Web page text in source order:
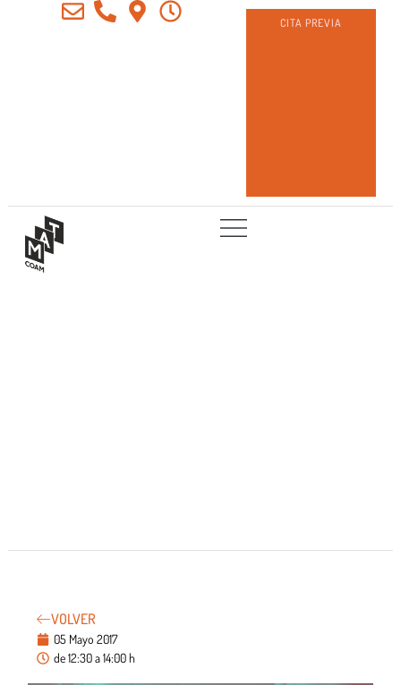
CITA PREVIA
VOLVER
05 Mayo 2017
de 12:30 a 14:00 h